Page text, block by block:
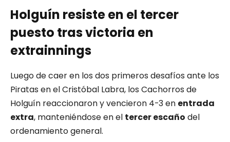
Holguín resiste en el tercer
puesto tras victoria en
extrainnings
Luego de caer en los dos primeros desafíos ante los
Piratas en el Cristóbal Labra, los Cachorros de
Holguín reaccionaron y vencieron 4-3 en entrada
extra, manteniéndose en el tercer escaño del
ordenamiento general.